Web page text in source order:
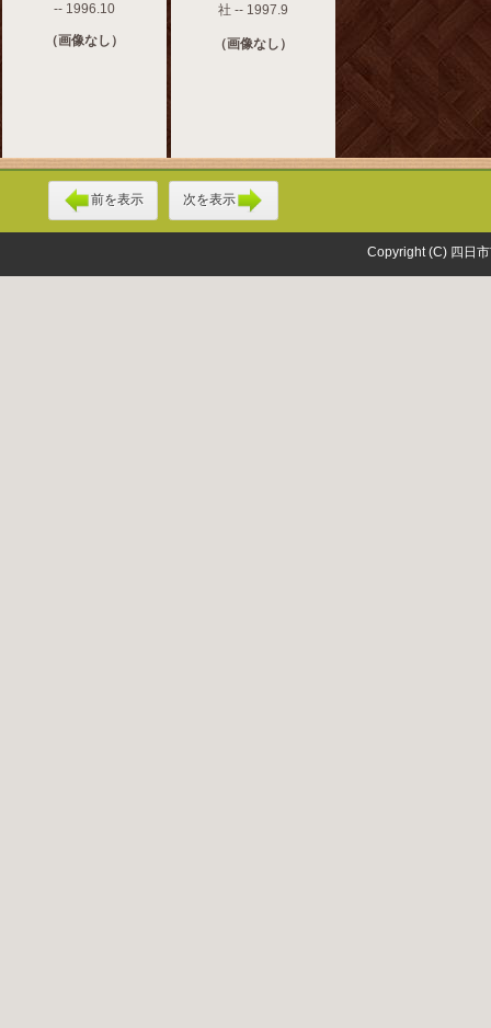
-- 1996.10
（画像なし）
社 -- 1997.9
（画像なし）
前を表示 次を表示
Copyright (C) 四日